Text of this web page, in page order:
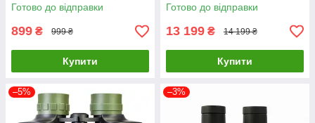
Готово до відправки
899 ₴ 999 ₴
Купити
Готово до відправки
13 199 ₴ 14 199 ₴
Купити
–5% –3%